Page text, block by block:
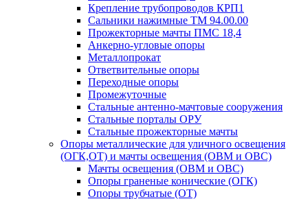
Крепление трубопроводов КРП1
Сальники нажимные ТМ 94.00.00
Прожекторные мачты ПМС 18,4
Анкерно-угловые опоры
Металлопрокат
Ответвительные опоры
Переходные опоры
Промежуточные
Стальные антенно-мачтовые сооружения
Стальные порталы ОРУ
Стальные прожекторные мачты
Опоры металлические для уличного освещения
(ОГК,ОТ) и мачты освещения (ОВМ и ОВС)
Мачты освещения (ОВМ и ОВС)
Опоры граненые конические (ОГК)
Опоры трубчатые (ОТ)